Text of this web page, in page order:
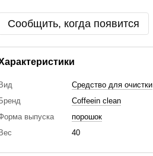
Сообщить, когда появится
Вид
Средство для очистки
Бренд
Сoffeein clean
выпуска
порошок
Вес
40